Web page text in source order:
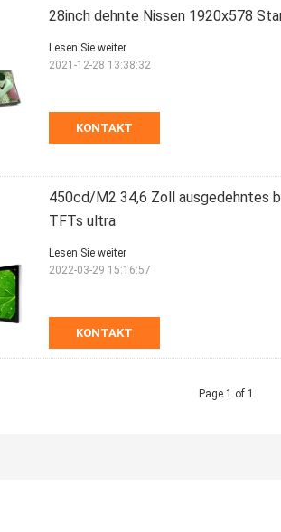
28inch dehnte Nissen 1920x578
KONTAKT
Lesen Sie weiter
2021-12-28 13:38:32
450cd/M2 34,6 Zoll ausgedehntes
TFTs ultra
KONTAKT
Lesen Sie weiter
2022-03-29 15:16:57
Page 1 of 1